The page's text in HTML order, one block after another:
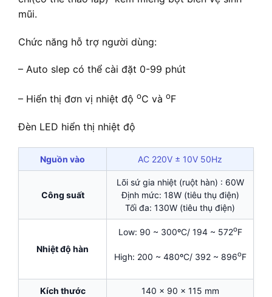
mũi.
Chức năng hỗ trợ người dùng:
– Auto slep có thể cài đặt 0-99 phút
– Hiển thị đơn vị nhiệt độ oC và oF
Đèn LED hiển thị nhiệt độ
Nguồn vào AC 220V ± 10V 50Hz
Công suất
Lõi sứ gia nhiệt (ruột hàn) : 60W
Định mức: 18W (tiêu thụ điện)
Tối đa: 130W (tiêu thụ điện)
Nhiệt độ hàn
Low: 90 ~ 300ºC/ 194 ~ 572oF
High: 200 ~ 480ºC/ 392 ~ 896oF
Kích thước 140 x 90 x 115 mm